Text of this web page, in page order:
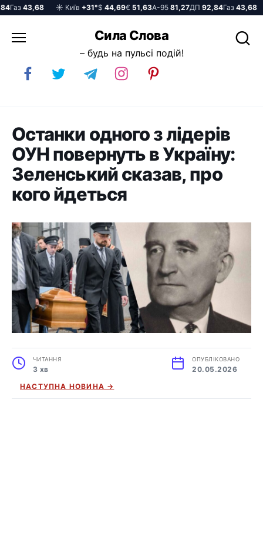
43,68 ☀️ Київ+31°$44,69€51,63А-9581,27ДП92,84Газ43,68
до
Сила Слова
– будь на пульсі подій!
Останки одного з лідерів
ОУН повернуть в Україну:
Зеленський сказав, про
кого йдеться
ЧИТАННЯ
3 хв
ОПУБЛІКОВАНО
20.05.2026
НАСТУПНА НОВИНА →